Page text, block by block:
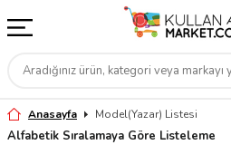
Anasayfa Model(Yazar) Listesi
Alfabetik Sıralamaya Göre Listeleme